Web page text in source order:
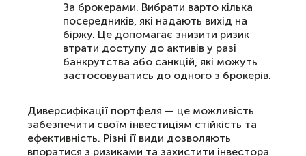
За брокерами. Вибрати варто кілька
посередників, які надають вихід на
біржу. Це допомагає знизити ризик
втрати доступу до активів у разі
банкрутства або санкцій, які можуть
застосовуватись до одного з брокерів.
Диверсифікації портфеля — це можливість
забезпечити своїм інвестиціям стійкість та
ефективність. Різні її види дозволяють
впоратися з ризиками та захистити інвестора